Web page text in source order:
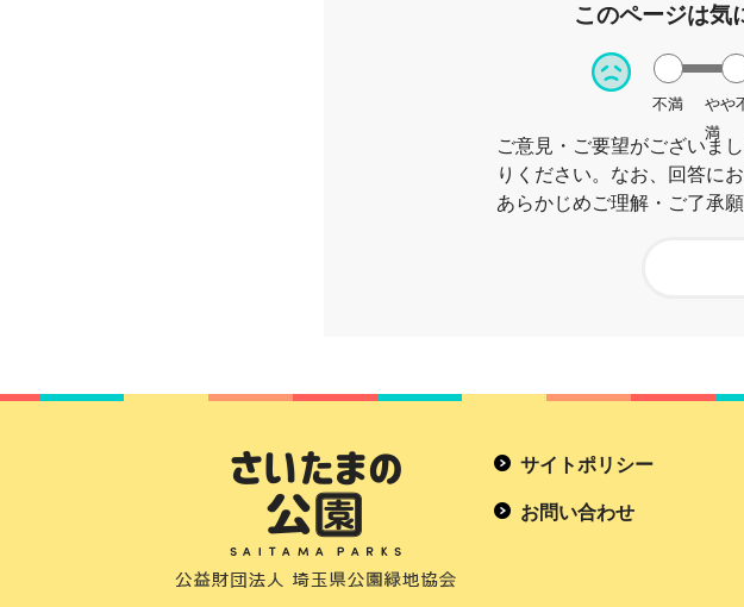
このページは気
不満
やや
満
ご意見・ご要望がございま
りください。なお、回答に
あらかじめご理解・ご了承願
サイトポリシー
お問い合わせ